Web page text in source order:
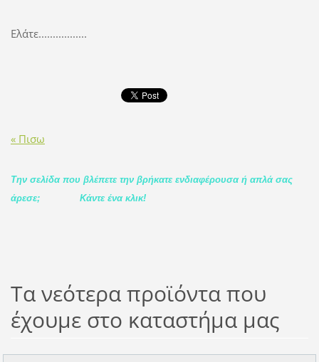
Ελάτε.................
« Πισω
Την σελίδα που βλέπετε την βρήκατε ενδιαφέρουσα ή απλά σας
άρεσε; Κάντε ένα κλικ!
Τα νεότερα προϊόντα που
έχουμε στο καταστήμα μας